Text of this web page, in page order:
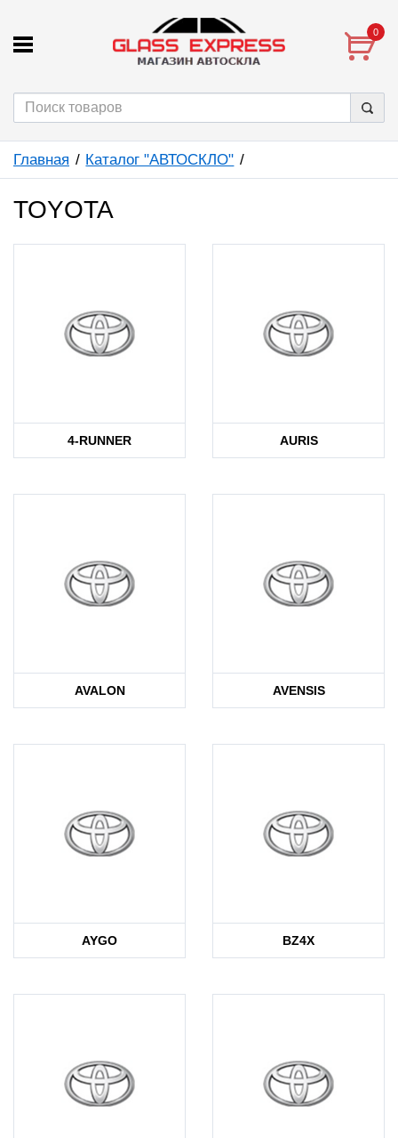
0
Главная Каталог "АВТОСКЛО"
TOYOTA
4-RUNNER AURIS
AVALON AVENSIS
AYGO BZ4X